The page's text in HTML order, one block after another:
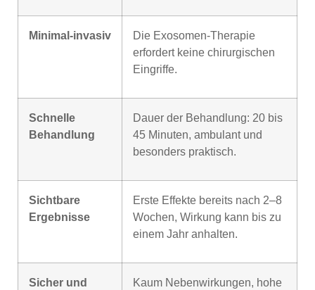
Minimal-invasiv
Die Exosomen-Therapie
erfordert keine chirurgischen
Eingriffe.
Schnelle
Behandlung
Dauer der Behandlung: 20 bis
45 Minuten, ambulant und
besonders praktisch.
Sichtbare
Ergebnisse
Erste Effekte bereits nach 2–8
Wochen, Wirkung kann bis zu
einem Jahr anhalten.
Sicher und
Kaum Nebenwirkungen, hohe